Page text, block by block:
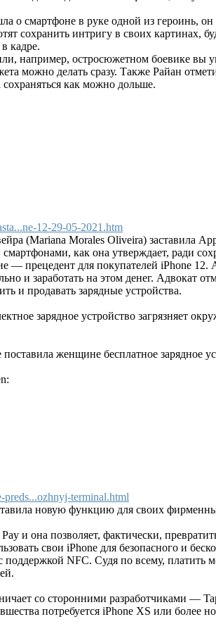
о смартфоне в руке одной из героинь,
сохранить интригу в своих картинах,
кадре.
например, остросюжетном боевике
можно делать сразу. Также Райан
как можно дольше.
12-29-05-2021.htm
(Mariana Morales Oliveira) заставила
как она утверждает, ради
— прецедент для покупателей iPhone
и заработать на этом денег.
и продавать зарядные устройства.
зарядное устройство загрязняет
женщине бесплатное зарядное
terminal.html
новую функцию для своих
и она позволяет, фактически,
свои iPhone для безопасного и
поддержкой NFC. Судя по всему,
со сторонними разработчиками —
потребуется iPhone XS или более